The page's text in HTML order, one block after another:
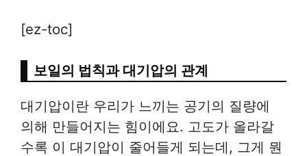
[ez-toc]
보일의 법칙과 대기압의 관계
대기압이란 우리가 느끼는 공기의 질량에
의해 만들어지는 힘이에요. 고도가 올라갈
수록 이 대기압이 줄어들게 되는데, 그게 뭔